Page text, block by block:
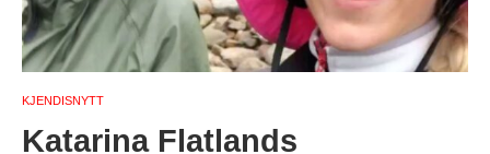
KJENDISNYTT
Katarina Flatlands